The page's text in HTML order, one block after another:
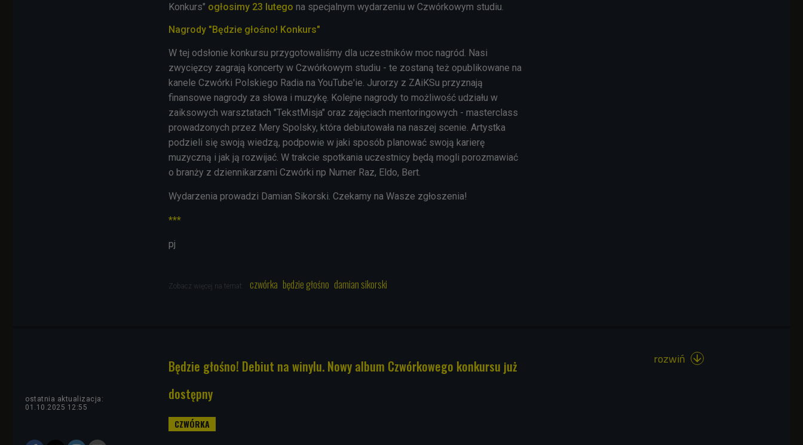
Konkurs" ogłosimy 23 lutego na specjalnym wydarzeniu w Czwórkowym studiu.
Nagrody "Będzie głośno! Konkurs"
W tej odsłonie konkursu przygotowaliśmy dla uczestników moc nagród. Nasi
zwycięzcy zagrają koncerty w Czwórkowym studiu - te zostaną też opublikowane na
kanele Czwórki Polskiego Radia na YouTube'ie. Jurorzy z ZAiKSu przyznają
finansowe nagrody za słowa i muzykę. Kolejne nagrody to możliwość udziału w
zaiksowych warsztatach "TekstMisja" oraz zajęciach mentoringowych - masterclass
prowadzonych przez Mery Spolsky, która debiutowała na naszej scenie. Artystka
podzieli się swoją wiedzą, podpowie w jaki sposób planować swoją karierę
muzyczną i jak ją rozwijać. W trakcie spotkania uczestnicy będą mogli porozmawiać
o branży z dziennikarzami Czwórki np Numer Raz, Eldo, Bert.
Wydarzenia prowadzi Damian Sikorski. Czekamy na Wasze zgłoszenia!
***
pj
Zobacz więcej na temat: czwórka będzie głośno damian sikorski
Będzie głośno! Debiut na winylu. Nowy album Czwórkowego konkursu już
dostępny
ostatnia aktualizacja:
01.10.2025 12:55
rozwiń 